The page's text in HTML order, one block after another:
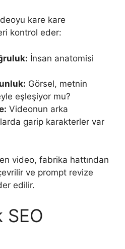
kare kare
kontrol eder:
İnsan anatomisi
Görsel, metnin
eşleşiyor mu?
Videonun arka
garip karakterler var
video, fabrika hattından
ve prompt revize
edilir.